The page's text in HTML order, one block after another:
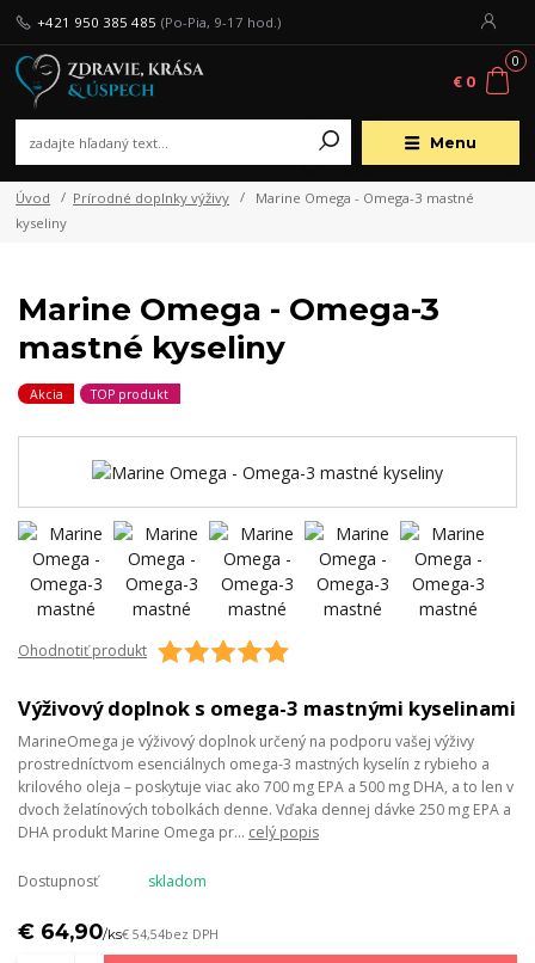
Menu
+421 950 385 485 (Po-Pia, 9-17 hod.)
0
€ 0
Úvod Prírodné doplnky výživy
Marine Omega - Omega-3 mastné
kyseliny
Marine Omega - Omega-3
mastné kyseliny
Akcia TOP produkt
Ohodnotiť produkt
Výživový doplnok s omega-3 mastnými kyselinami
MarineOmega je výživový doplnok určený na podporu vašej výživy
prostredníctvom esenciálnych omega-3 mastných kyselín z rybieho a
krilového oleja – poskytuje viac ako 700 mg EPA a 500 mg DHA, a to len v
dvoch želatínových tobolkách denne. Vďaka dennej dávke 250 mg EPA a
DHA produkt Marine Omega pr... celý popis
Dostupnosť skladom
€ 64,90/ks€ 54,54bez DPH